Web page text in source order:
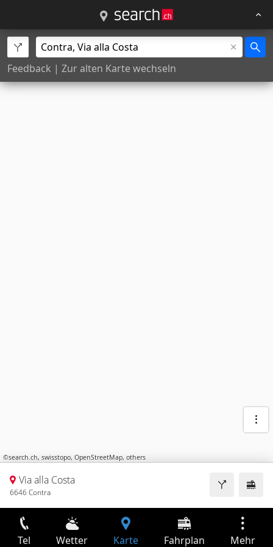
Feedback | Zur alten Karte wechseln
©search.ch, swisstopo, OpenStreetMap, others
Via alla Costa
6646 Contra
Tel Wetter Karte Fahrplan Mehr